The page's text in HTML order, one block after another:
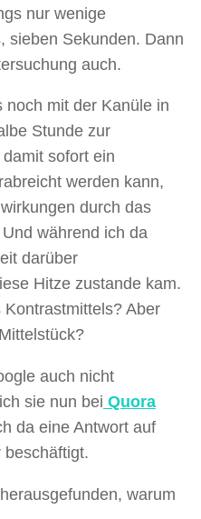
nur wenige
sieben Sekunden. Dann
auch.
noch mit der Kanüle in
Stunde zur
sofort ein
werden kann,
durch das
während ich da
darüber
Hitze zustande kam.
Aber
auch nicht
sie nun bei Quora
da eine Antwort auf
warum